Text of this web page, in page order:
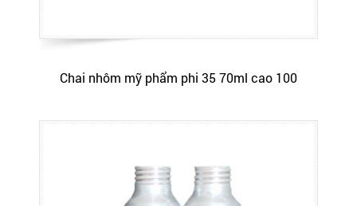
Chai nhôm mỹ phẩm phi 35 70ml cao 100